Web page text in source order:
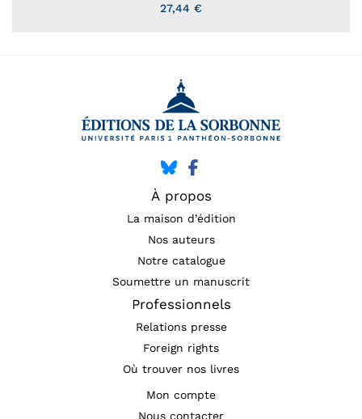
27,44 €
À propos
La maison d’édition
Nos auteurs
Notre catalogue
Soumettre un manuscrit
Professionnels
Relations presse
Foreign rights
Où trouver nos livres
Mon compte
Nous contacter